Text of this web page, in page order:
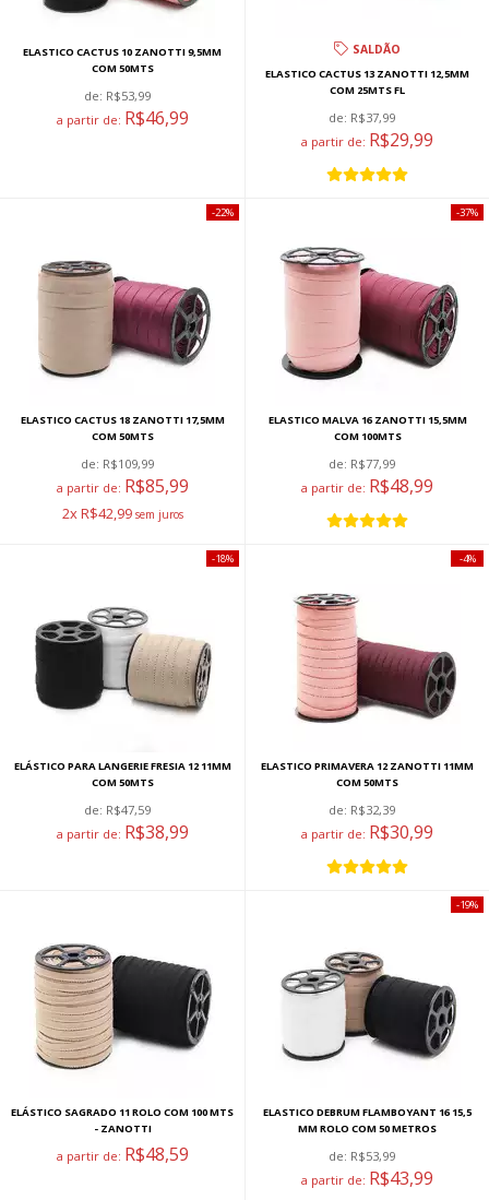
ELASTICO CACTUS 10 ZANOTTI 9,5MM
COM 50MTS
de: R$53,99
a partir de: R$46,99
SALDÃO
ELASTICO CACTUS 13 ZANOTTI 12,5MM
COM 25MTS FL
de: R$37,99
a partir de: R$29,99
ELASTICO CACTUS 18 ZANOTTI 17,5MM
COM 50MTS
de: R$109,99
a partir de: R$85,99
2x R$42,99
22%
ELASTICO MALVA 16 ZANOTTI 15,5MM
COM 100MTS
de: R$77,99
a partir de: R$48,99
37%
ELÁSTICO PARA LANGERIE FRESIA 12 11MM
COM 50MTS
de: R$47,59
a partir de: R$38,99
18%
ELASTICO PRIMAVERA 12 ZANOTTI 11MM
COM 50MTS
de: R$32,39
a partir de: R$30,99
4%
ELÁSTICO SAGRADO 11 ROLO COM 100 MTS
- ZANOTTI
a partir de: R$48,59
ELASTICO DEBRUM FLAMBOYANT 16 15,5
MM ROLO COM 50 METROS
de: R$53,99
a partir de: R$43,99
19%